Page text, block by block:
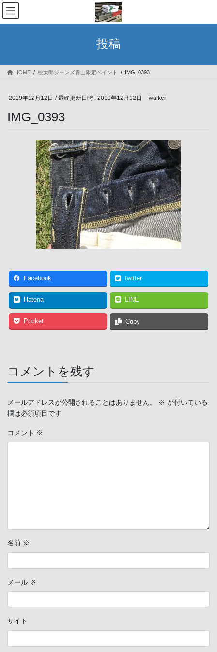
コ
ン
テ
ス
ナ
ビ
ゲ
ン
投稿
HOME 桃太郎ジーンズ青山限定ペイント IMG_0393
2019年12月12日 / 最終更新日時 : 2019年12月12日 walker
IMG_0393
Facebook twitter
Hatena LINE
Pocket Copy
コメントを残す
メールアドレスが公開されることはありません。 ※ が付いている
欄は必須項目です
コメント ※
名前 ※
メール ※
サイト